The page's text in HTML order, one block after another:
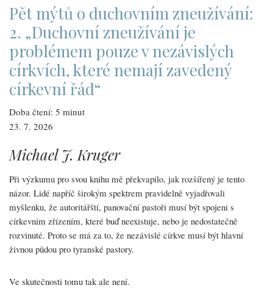
„Bible
o
duchovním
zneužívání
nemluví
–
jde
jen
o
moderní
psychologický
Pět mýtů o duchovním zneužívání:
2. „Duchovní zneužívání je
problémem pouze v nezávislých
církvích, které nemají zavedený
církevní řád“
Doba čtení: 5 minut
23. 7. 2026
Michael J. Kruger
Při výzkumu pro svou knihu mě překvapilo, jak rozšířený je tento
názor. Lidé napříč širokým spektrem pravidelně vyjadřovali
myšlenku, že autoritářští, panovační pastoři musí být spojeni s
církevním zřízením, které buď neexistuje, nebo je nedostatečně
rozvinuté. Proto se má za to, že nezávislé církve musí být hlavní
živnou půdou pro tyranské pastory.
Ve skutečnosti tomu tak ale není.